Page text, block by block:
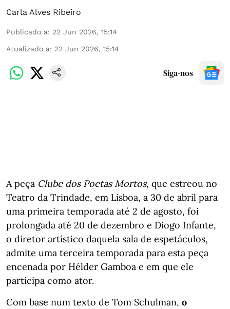
Carla Alves Ribeiro
Publicado a: 22 Jun 2026, 15:14
Atualizado a: 22 Jun 2026, 15:14
Siga-nos
A peça Clube dos Poetas Mortos, que estreou no
Teatro da Trindade, em Lisboa, a 30 de abril para
uma primeira temporada até 2 de agosto, foi
prolongada até 20 de dezembro e Diogo Infante,
o diretor artístico daquela sala de espetáculos,
admite uma terceira temporada para esta peça
encenada por Hélder Gamboa e em que ele
participa como ator.
Com base num texto de Tom Schulman, o